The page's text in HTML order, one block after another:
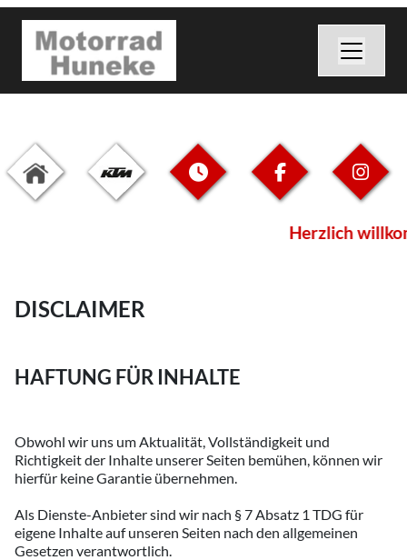
Herzlich
DISCLAIMER
HAFTUNG FÜR INHALTE
Obwohl wir uns um Aktualität, Vollständigkeit und
Richtigkeit der Inhalte unserer Seiten bemühen, können wir
hierfür keine Garantie übernehmen.
Als Dienste-Anbieter sind wir nach § 7 Absatz 1 TDG für
eigene Inhalte auf unseren Seiten nach den allgemeinen
Gesetzen verantwortlich.